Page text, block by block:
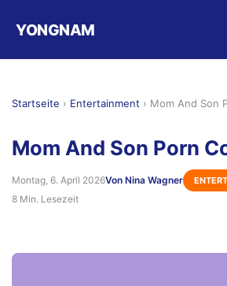
YONGNAM
Startseite › Entertainment › Mom And Son
Mom And Son Porn
Montag, 6. April 2026Von Nina Wagner
8 Min. Lesezeit